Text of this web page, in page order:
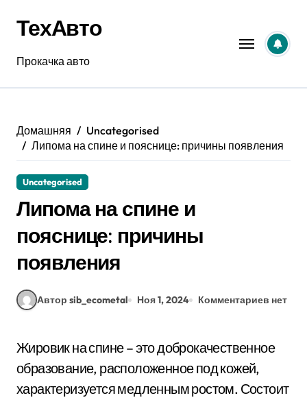
содержанию
ТехАвто
Прокачка авто
Домашняя
Uncategorised
Липома на спине и пояснице: причины появления
Uncategorised
Липома на спине и
пояснице: причины
появления
Автор sib_ecometal Ноя 1, 2024 Комментариев нет
Жировик на спине – это доброкачественное
образование, расположенное под кожей,
характеризуется медленным ростом. Состоит